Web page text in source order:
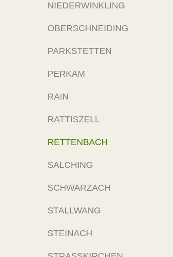
NIEDERWINKLING
OBERSCHNEIDING
PARKSTETTEN
PERKAM
RAIN
RATTISZELL
RETTENBACH
SALCHING
SCHWARZACH
STALLWANG
STEINACH